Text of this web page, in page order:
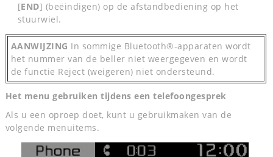
[END] (beëindigen) op de afstandbediening op het
stuurwiel.
AANWIJZING In sommige Bluetooth®-apparaten wordt
het nummer van de beller niet weergegeven en wordt
de functie Reject (weigeren) niet ondersteund.
Het menu gebruiken tijdens een telefoongesprek
Als u een oproep doet, kunt u gebruikmaken van de
volgende menuitems.